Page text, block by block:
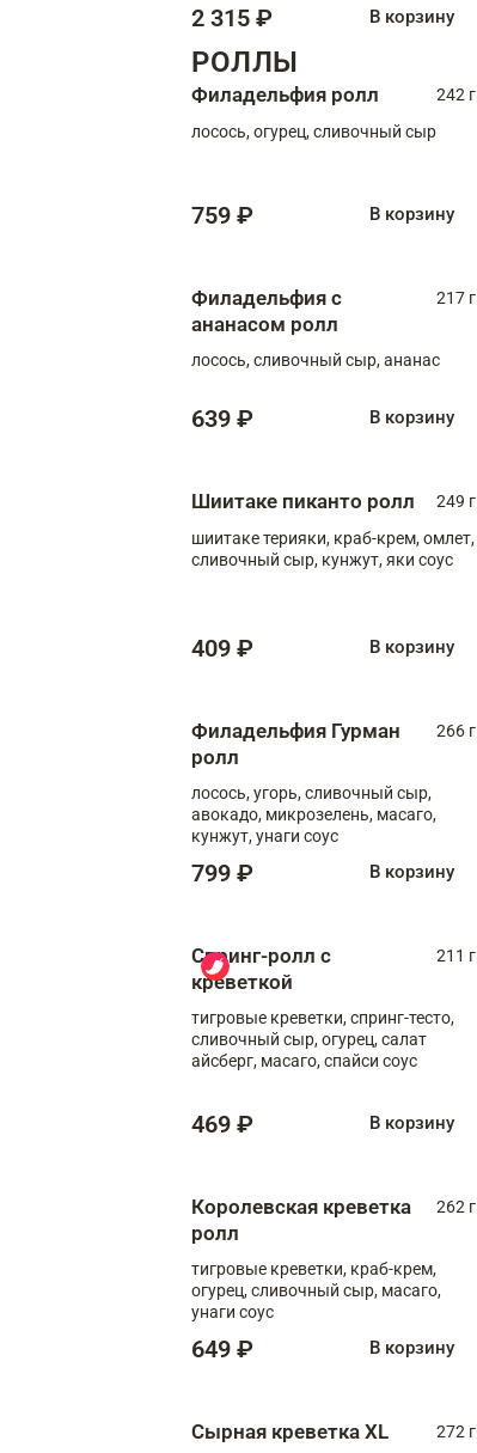
ролл с крабом
2 315 ₽ В корзину
РОЛЛЫ
Филадельфия ролл
242 г
лосось, огурец, сливочный сыр
759 ₽ В корзину
Филадельфия с
ананасом ролл
217 г
лосось, сливочный сыр, ананас
639 ₽ В корзину
Шиитаке пиканто ролл
249 г
шиитаке терияки, краб-крем, омлет,
сливочный сыр, кунжут, яки соус
409 ₽ В корзину
Филадельфия Гурман
ролл
266 г
лосось, угорь, сливочный сыр,
авокадо, микрозелень, масаго,
кунжут, унаги соус
799 ₽ В корзину
Спринг-ролл с
креветкой
211 г
тигровые креветки, спринг-тесто,
сливочный сыр, огурец, салат
айсберг, масаго, спайси соус
469 ₽ В корзину
Королевская креветка
ролл
262 г
тигровые креветки, краб-крем,
огурец, сливочный сыр, масаго,
унаги соус
649 ₽ В корзину
Сырная креветка XL
272 г